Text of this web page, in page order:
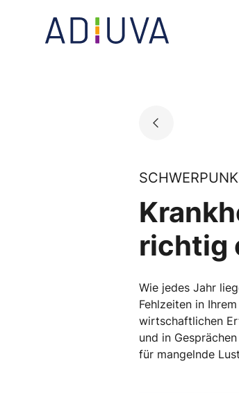
Go to landing page.
richtig
Wie jedes Jahr
Fehlzeiten in
wirtschaftlichen
und in
für mangelnde